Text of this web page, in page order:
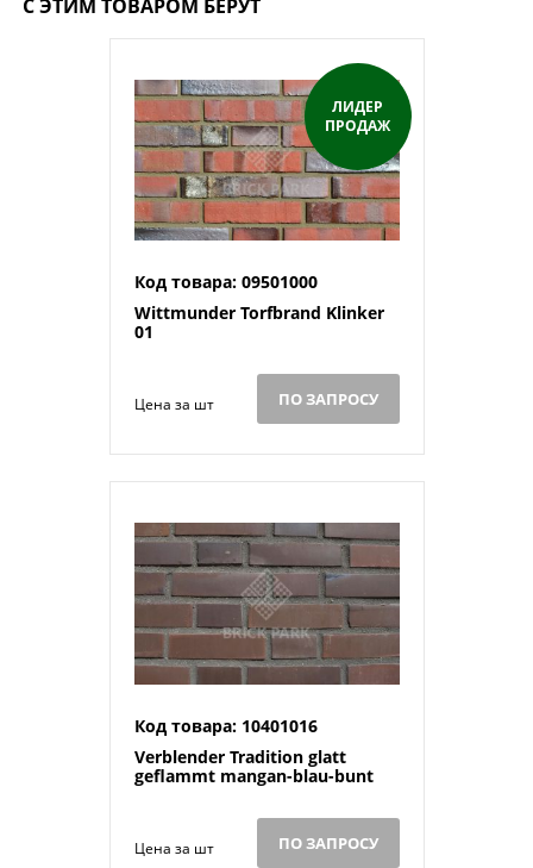
С ЭТИМ ТОВАРОМ БЕРУТ
ЛИДЕР
ПРОДАЖ
Код товара: 09501000
Wittmunder Torfbrand Klinker
01
Цена за шт ПО ЗАПРОСУ
Код товара: 10401016
Verblender Tradition glatt
geflammt mangan-blau-bunt
Цена за шт ПО ЗАПРОСУ